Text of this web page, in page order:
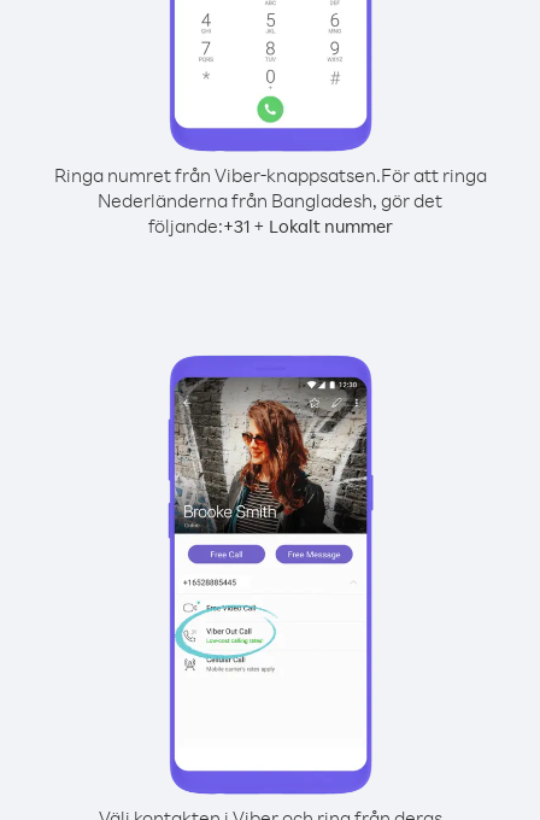
Ringa numret från Viber-knappsatsen.För att ringa
Nederländerna från Bangladesh, gör det
följande:+31+ Lokalt nummer